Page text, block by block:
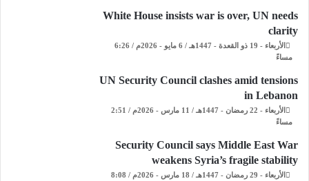
White House insists war is over, UN needs
clarity
الأربعاء - 19 ذو القعدة - 1447هـ / 6 مايو - 2026م / 6:26
مساءً
UN Security Council clashes amid tensions
in Lebanon
الأربعاء - 22 رمضان - 1447هـ / 11 مارس - 2026م / 2:51
مساءً
Security Council says Middle East War
weakens Syria’s fragile stability
الأربعاء - 29 رمضان - 1447هـ / 18 مارس - 2026م / 8:08